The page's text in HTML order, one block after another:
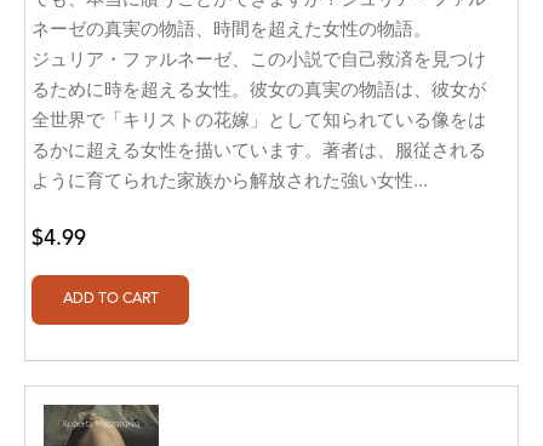
Botha
Alan Davis
Alan Goldhamer, DC, Toshia Myers, PhD
Alan Ruppe
Alan T. Norman
Alan T. Norman [Author], Manuel
Martignano [Translator]
Alan T. Norman [Author], 芮思 [Translator]
ネーゼの真実の物語、時間を超えた女性の物語。
ジュリア・ファルネーゼ、この小説で自己救済を見つけ
るために時を超える女性。彼女の真実の物語は、彼女が
全世界で「キリストの花嫁」として知られている像をは
るかに超える女性を描いています。著者は、服従される
ように育てられた家族から解放された強い女性...
$4.99